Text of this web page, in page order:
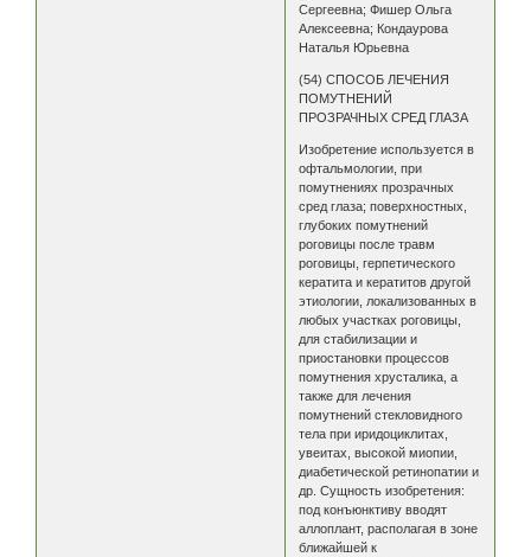
Сергеевна; Фишер Ольга
Алексеевна; Кондаурова
Наталья Юрьевна
(54) СПОСОБ ЛЕЧЕНИЯ
ПОМУТНЕНИЙ
ПРОЗРАЧНЫХ СРЕД ГЛАЗА
Изобретение используется в
офтальмологии, при
помутнениях прозрачных
сред глаза; поверхностных,
глубоких помутнений
роговицы после травм
роговицы, герпетического
кератита и кератитов другой
этиологии, локализованных в
любых участках роговицы,
для стабилизации и
приостановки процессов
помутнения хрусталика, а
также для лечения
помутнений стекловидного
тела при иридоциклитах,
увеитах, высокой миопии,
диабетической ретинопатии и
др. Сущность изобретения:
под конъюнктиву вводят
аллоплант, располагая в зоне
ближайшей к